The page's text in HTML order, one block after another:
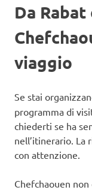
Da Rabat
viaggio
Se stai
programma di
chiederti se ha
nell’itinerario. La
con attenzione.
Chefchaouen